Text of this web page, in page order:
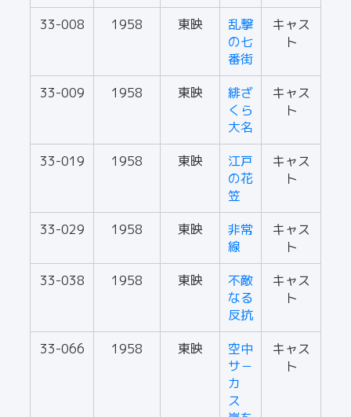
33-008 1958 東映
乱撃
の七
番街
キャス
ト
33-009 1958 東映
緋ざ
くら
大名
キャス
ト
33-019 1958 東映
江戸
の花
笠
キャス
ト
33-029 1958 東映
非常
線
キャス
ト
33-038
1958 東映
不敵
なる
反抗
キャス
ト
33-066 1958 東映
空中
サ－
カ
ス
キャス
ト